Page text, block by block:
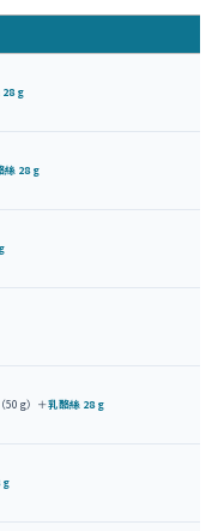
28 g
絲 28 g
50 g）＋乳酪絲 28 g
g